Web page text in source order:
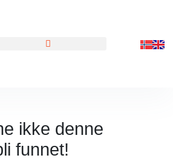
ikke denne
funnet!